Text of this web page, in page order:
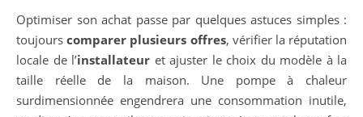
Optimiser son achat passe par quelques astuces simples :
toujourscomparer plusieurs offres, vérifier la réputation
locale de l’installateur et ajuster le choix du modèle à la
taille réelle de la maison. Une pompe à chaleur
surdimensionnée engendrera une consommation inutile,